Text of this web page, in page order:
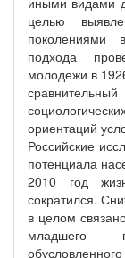
целью
поколениями
подхода
молодежи в
ориентаций
Российские
потенциала
2010 год
сократился.
в целом
младшего